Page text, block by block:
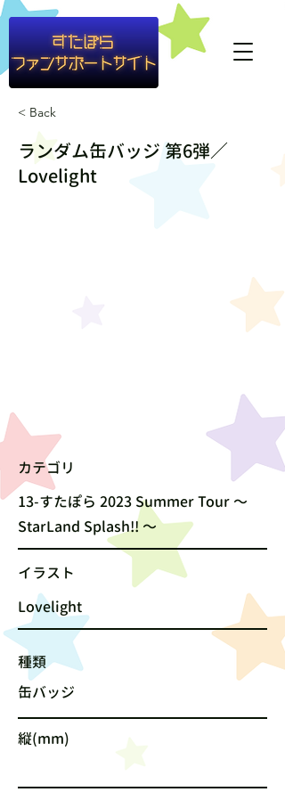
#container1{ background-color: rgba(255,255,255,0.8) }
< Back
ランダム缶バッジ 第6弾／
Lovelight
カテゴリ
13-すたぽら 2023 Summer Tour 〜
StarLand Splash!! 〜
​イラスト
Lovelight
種類
缶バッジ
縦(mm)